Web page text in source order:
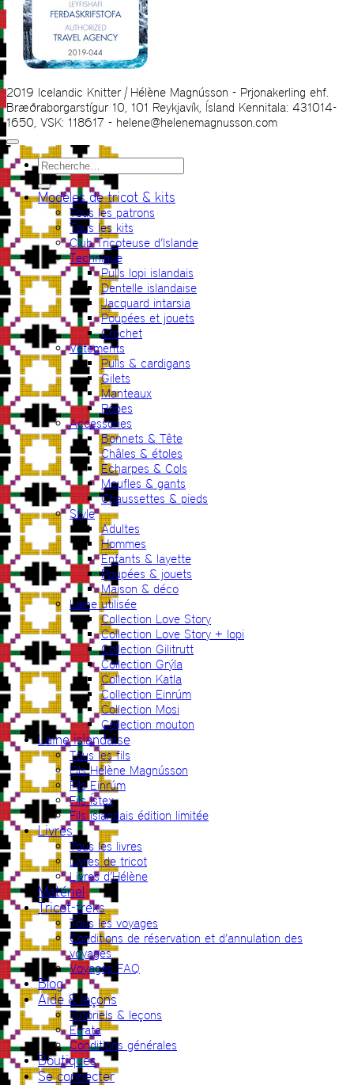
2019 Icelandic Knitter | Hélène Magnússon - Prjonakerling ehf.
Bræðraborgarstígur 10, 101 Reykjavík, Ísland Kennitala: 431014-
1650, VSK: 118617 - helene@helenemagnusson.com
Recherche
pour :
Modèles de tricot & kits
Tous les patrons
Tous les kits
Club Tricoteuse d’Islande
Technique
Pulls lopi islandais
Dentelle islandaise
Jacquard intarsia
Poupées et jouets
Crochet
Vêtements
Pulls & cardigans
Gilets
Manteaux
Robes
Accessories
Bonnets & Tête
Châles & étoles
Echarpes & Cols
Moufles & gants
Chaussettes & pieds
Style
Adultes
Hommes
Enfants & layette
Poupées & jouets
Maison & déco
Laine utilisée
Collection Love Story
Collection Love Story + lopi
Collection Gilitrutt
Collection Grýla
Collection Katla
Collection Einrúm
Collection Mosi
Collection mouton
Laine islandaise
Tous les fils
Fils Hélène Magnússon
Fils Einrúm
Fils Ístex
Fils islandais édition limitée
Livres
Tous les livres
Livres de tricot
Livres d’Hélène
Matériel
Tricot-treks
Tous les voyages
Conditions de réservation et d’annulation des
voyages
Voyages FAQ
Blog
Aide & leçons
Tutoriels & leçons
Errata
Conditions générales
Boutiques
Se connecter